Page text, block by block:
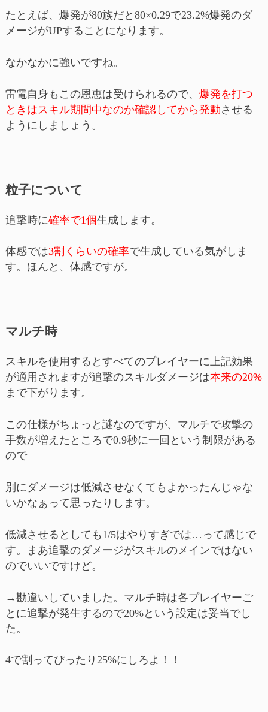
たとえば、爆発が80族だと80×0.29で23.2%爆発のダ
メージがUPすることになります。
なかなかに強いですね。
雷電自身もこの恩恵は受けられるので、 爆発を打つ
ときはスキル期間中なのか確認してから発動させる
ようにしましょう。
粒子について
追撃時に確率で1個生成します。
体感では3割くらいの確率で生成している気がしま
す。ほんと、体感ですが。
マルチ時
スキルを使用するとすべてのプレイヤーに上記効果
が適用されますが追撃のスキルダメージは本来の20%
まで下がります。
この仕様がちょっと謎なのですが、マルチで攻撃の
手数が増えたところで0.9秒に一回という制限がある
ので
別にダメージは低減させなくてもよかったんじゃな
いかなぁって思ったりします。
低減させるとしても1/5はやりすぎでは…って感じで
す。まあ追撃のダメージがスキルのメインではない
のでいいですけど。
→勘違いしていました。マルチ時は各プレイヤーご
とに追撃が発生するので20%という設定は妥当でし
た。
4で割ってぴったり25%にしろよ！！